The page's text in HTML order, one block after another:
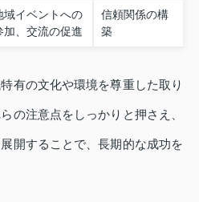
域イベントへの
加、交流の促進
信頼関係の構
築
有の文化や環境を尊重した取り
の注意点をしっかりと押さえ、
開することで、長期的な成功を